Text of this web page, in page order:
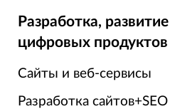
Разработка,
цифровых продуктов
Сайты и веб-сервисы
Разработка сайтов+SEO